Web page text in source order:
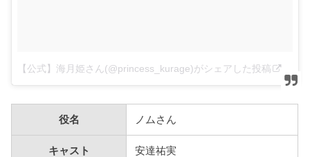
【公式】海月姫さん(@princess_kurage)がシェアした投稿
役名 ノムさん
キャスト 安達祐実